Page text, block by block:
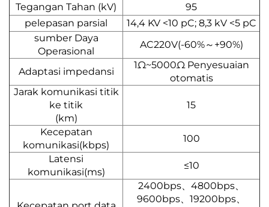
Tegangan Tahan (kV)
95
pelepasan parsial
14,4 KV <10 pC; 8,3 kV <5 pC
sumber Daya
Operasional
AC220V(-60%～+90%)
Adaptasi impedansi
1Ω~5000Ω Penyesuaian
otomatis
Jarak komunikasi titik
ke titik
(km)
15
Kecepatan
komunikasi(kbps)
100
Latensi
komunikasi(ms)
≤10
2400bps、4800bps、
9600bps、19200bps、